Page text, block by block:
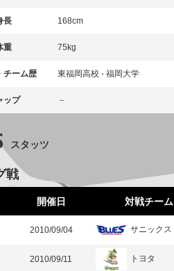
長 168cm
重 75kg
チーム歴 東福岡高校 - 福岡大学
ップ －
スタッツ
戦
開催日 対戦チーム
2010/09/04 サニックス
2010/09/11 トヨタ